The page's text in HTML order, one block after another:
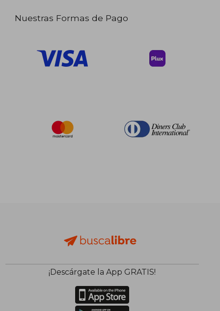
Nuestras Formas de Pago
¡Descárgate la App GRATIS!